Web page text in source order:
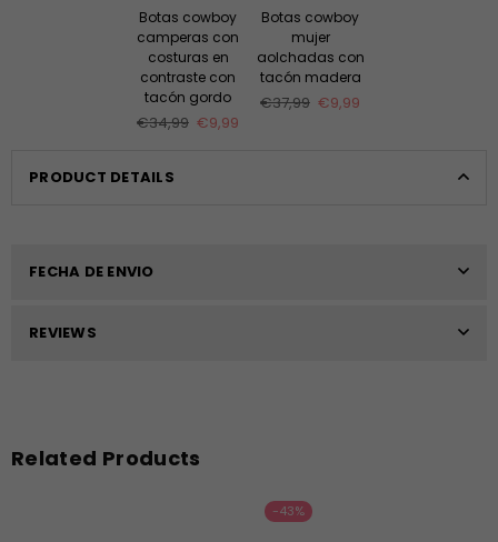
Botas cowboy
camperas con
costuras en
contraste con
tacón gordo
Precio
€34,99 €9,99
Botas cowboy
mujer
aolchadas con
tacón madera
Precio
€37,99 €9,99
PRODUCT DETAILS
FECHA DE ENVIO
REVIEWS
Related Products
-43%